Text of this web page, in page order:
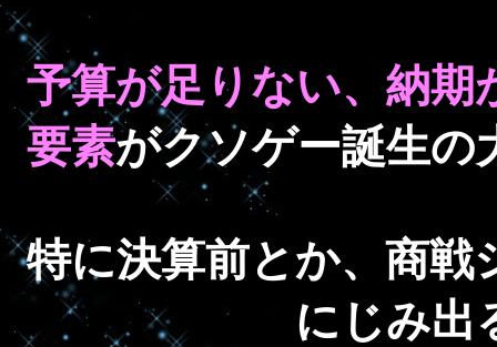
予算が足りない、納期
要素がクソゲー誕生の
特に決算前とか、商戦
にじみ出